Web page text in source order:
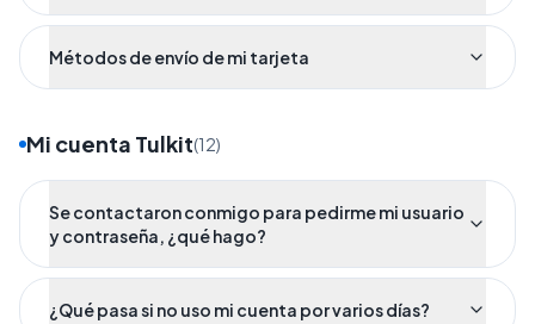
Métodos de envío de mi tarjeta
Mi cuenta Tulkit(12)
Se contactaron conmigo para pedirme mi usuario
y contraseña, ¿qué hago?
¿Qué pasa si no uso mi cuenta por varios días?